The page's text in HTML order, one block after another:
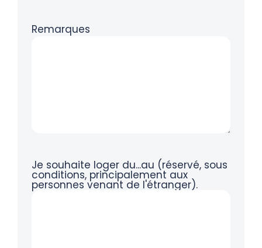
Remarques
Je souhaite loger du...au (réservé, sous
conditions, principalement aux
personnes venant de l'étranger).